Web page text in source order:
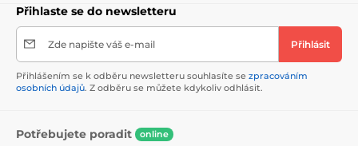
Přihlaste se do newsletteru
Zde napište váš e-mail Přihlásit
Přihlášením se k odběru newsletteru souhlasíte se zpracováním
osobních údajů. Z odběru se můžete kdykoliv odhlásit.
Potřebujete poradit online